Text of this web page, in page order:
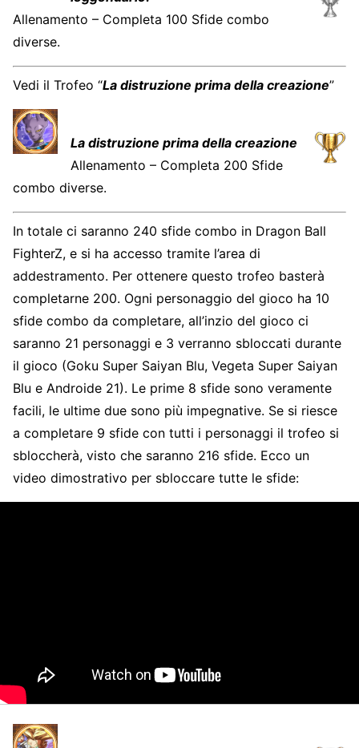
Allenamento – Completa 100 Sfide combo
diverse.
Vedi il Trofeo “La distruzione prima della creazione”
La distruzione prima della creazione
Allenamento – Completa 200 Sfide
combo diverse.
In totale ci saranno 240 sfide combo in Dragon Ball
FighterZ, e si ha accesso tramite l’area di
addestramento. Per ottenere questo trofeo basterà
completarne 200. Ogni personaggio del gioco ha 10
sfide combo da completare, all’inzio del gioco ci
saranno 21 personaggi e 3 verranno sbloccati durante
il gioco (Goku Super Saiyan Blu, Vegeta Super Saiyan
Blu e Androide 21). Le prime 8 sfide sono veramente
facili, le ultime due sono più impegnative. Se si riesce
a completare 9 sfide con tutti i personaggi il trofeo si
sbloccherà, visto che saranno 216 sfide. Ecco un
video dimostrativo per sbloccare tutte le sfide: